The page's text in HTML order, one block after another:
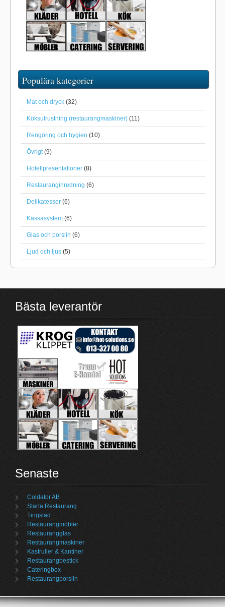
Populära kategorier
Mat och dryck (32)
Köksutrustning (restaurangmaskiner) (11)
Rengöring och hygien (10)
Övrigt(9)
Hotellpresentationer (8)
Restauranginredning (6)
Delikatesser (6)
Kassasystem (6)
Glas och porslin (6)
Ljud och ljus (5)
Bästa leverantör
Senaste
Coldator AB
Starta Restaurang
Tingstad
Restaurangmöbler
Restaurangglas
Restaurangmaskiner
Kastruller & Kantiner
Restaurangbestick
Cateringbox
Restaurangporslin